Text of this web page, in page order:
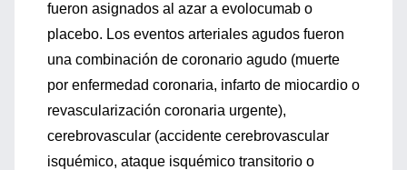
fueron asignados al azar a evolocumab o
placebo. Los eventos arteriales agudos fueron
una combinación de coronario agudo (muerte
por enfermedad coronaria, infarto de miocardio o
revascularización coronaria urgente),
cerebrovascular (accidente cerebrovascular
isquémico, ataque isquémico transitorio o